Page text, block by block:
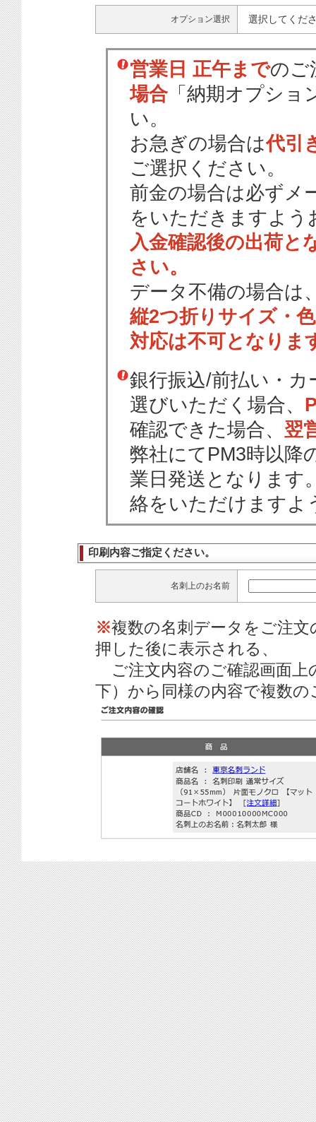
オプション選択 選択してくだ
営業日 正午までのご
場合 「納期オプショ
い。
お急ぎの場合は代引
ご選択ください。
前金の場合は必ずメ
をいただきますよう
入金確認後の出荷と
さい。
データ不備の場合は
縦2つ折りサイズ・
対応は不可となりま
銀行振込/前払い・
選びいただく場合、
確認できた場合、 翌
弊社にてPM3時以降
業日発送となります
絡をいただけますよ
印刷内容ご指定ください。
名刺上のお名前
※複数の名刺データをご注
押した後に表示される、
ご注文内容のご確認画面上
下）から同様の内容で複数